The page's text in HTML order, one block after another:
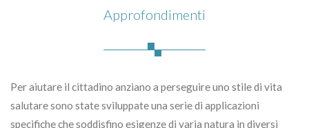
Approfondimenti
Per aiutare il cittadino anziano a perseguire uno stile di vita
salutare sono state sviluppate una serie di applicazioni
specifiche che soddisfino esigenze di varia natura in diversi